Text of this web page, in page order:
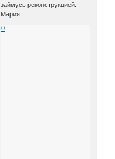
займусь реконструкцией.
Мария.
0